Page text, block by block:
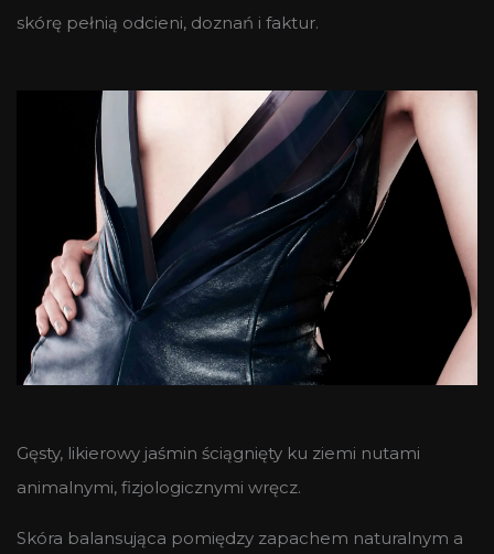
skórę pełnią odcieni, doznań i faktur.
Gęsty, likierowy jaśmin ściągnięty ku ziemi nutami
animalnymi, fizjologicznymi wręcz.
Skóra balansująca pomiędzy zapachem naturalnym a